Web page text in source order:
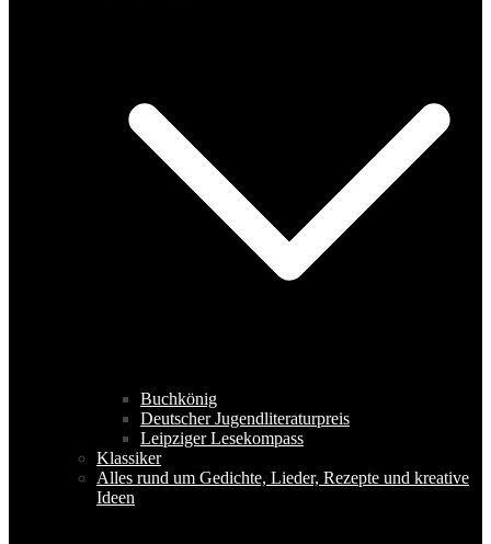
Buchkönig
Deutscher Jugendliteraturpreis
Leipziger Lesekompass
Klassiker
Alles rund um Gedichte, Lieder, Rezepte und kreative
Ideen